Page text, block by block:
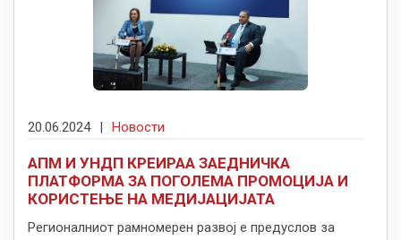
20.06.2024 | Новости
АПМ И УНДП КРЕИРАА ЗАЕДНИЧКА
ПЛАТФОРМА ЗА ПОГОЛЕМА ПРОМОЦИЈА И
КОРИСТЕЊЕ НА МЕДИЈАЦИЈАТА
Регионалниот рамномерен развој е предуслов за